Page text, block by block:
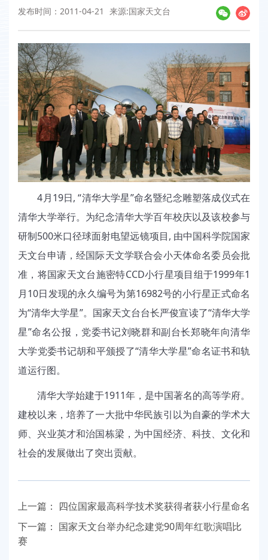
发布时间：2011-04-21 来源:国家天文台
4月19日, “清华大学星”命名暨纪念雕塑落成仪式在
清华大学举行。为纪念清华大学百年校庆以及该校参与
研制500米口径球面射电望远镜项目, 由中国科学院国家
天文台申请，经国际天文学联合会小天体命名委员会批
准，将国家天文台施密特CCD小行星项目组于1999年1
月10日发现的永久编号为第16982号的小行星正式命名
为“清华大学星”。国家天文台台长严俊宣读了“清华大学
星”命名公报，党委书记刘晓群和副台长郑晓年向清华
大学党委书记胡和平颁授了“清华大学星”命名证书和轨
道运行图。
清华大学始建于1911年，是中国著名的高等学府。
建校以来，培养了一大批中华民族引以为自豪的学术大
师、兴业英才和治国栋梁，为中国经济、科技、文化和
社会的发展做出了突出贡献。
上一篇： 四位国家最高科学技术奖获得者获小行星命名
下一篇： 国家天文台举办纪念建党90周年红歌演唱比
赛